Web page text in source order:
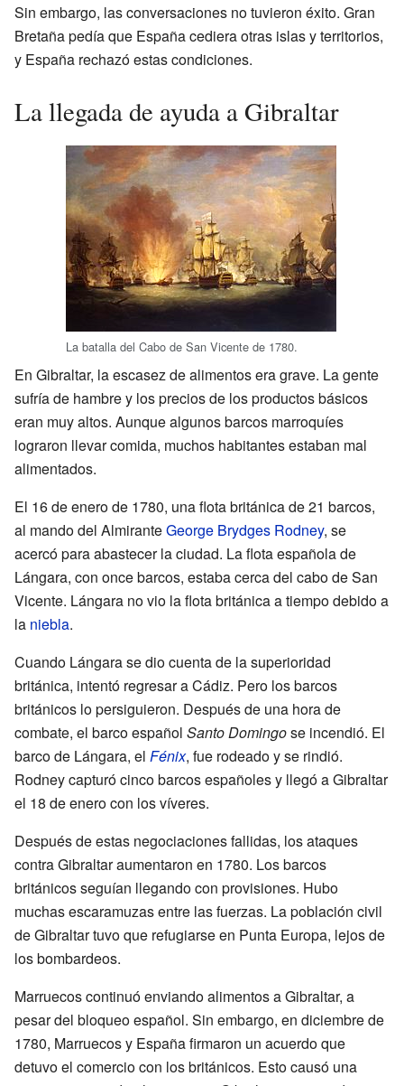
Sin embargo, las conversaciones no tuvieron éxito. Gran
Bretaña pedía que España cediera otras islas y territorios,
y España rechazó estas condiciones.
La llegada de ayuda a Gibraltar
La batalla del Cabo de San Vicente de 1780.
En Gibraltar, la escasez de alimentos era grave. La gente
sufría de hambre y los precios de los productos básicos
eran muy altos. Aunque algunos barcos marroquíes
lograron llevar comida, muchos habitantes estaban mal
alimentados.
El 16 de enero de 1780, una flota británica de 21 barcos,
al mando del AlmiranteGeorge Brydges Rodney, se
acercó para abastecer la ciudad. La flota española de
Lángara, con once barcos, estaba cerca del cabo de San
Vicente. Lángara no vio la flota británica a tiempo debido a
la niebla.
Cuando Lángara se dio cuenta de la superioridad
británica, intentó regresar a Cádiz. Pero los barcos
británicos lo persiguieron. Después de una hora de
combate, el barco español Santo Domingose incendió. El
barco de Lángara, el Fénix, fue rodeado y se rindió.
Rodney capturó cinco barcos españoles y llegó a Gibraltar
el 18 de enero con los víveres.
Después de estas negociaciones fallidas, los ataques
contra Gibraltar aumentaron en 1780. Los barcos
británicos seguían llegando con provisiones. Hubo
muchas escaramuzas entre las fuerzas. La población civil
de Gibraltar tuvo que refugiarse en Punta Europa, lejos de
los bombardeos.
Marruecos continuó enviando alimentos a Gibraltar, a
pesar del bloqueo español. Sin embargo, en diciembre de
1780, Marruecos y España firmaron un acuerdo que
detuvo el comercio con los británicos. Esto causó una